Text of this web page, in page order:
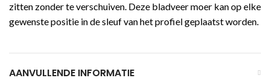
zitten zonder te verschuiven. Deze bladveer moer kan op elke
gewenste positie in de sleuf van het profiel geplaatst worden.
AANVULLENDE INFORMATIE